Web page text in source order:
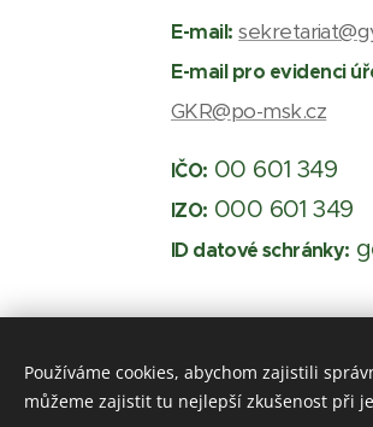
E-mail:
E-mail pro evidenci
GKR@po-msk.cz
IČO: 00 601 349
IZO: 000 601 349
ID datové schránky:
Používáme cookies, abychom zajistili
můžeme zajistit tu nejlepší zkušenost při